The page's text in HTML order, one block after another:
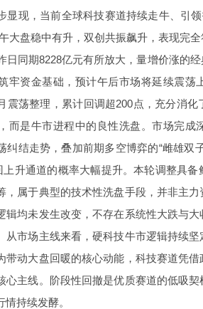
显现，当前全球科技赛道持续走牛、引
大盘稳中有升，双创共振飙升，表现完
日同期8228亿元有所放大，量增价涨的
牢资金基础，预计午后市场将延续震荡
震荡整理，累计回调超200点，充分消
而是牛市进程中的良性洗盘。市场完成
纠结走势，叠加前期多空博弈的“雌雄双
升通道的概率大幅提升。本轮调整具
，属于典型的技术性洗盘手段，并非主
辑均未发生改变，不存在系统性大跌与
从市场主线来看，硬科技牛市逻辑持续
带动大盘回暖的核心动能，科技赛道凭
心主线。阶段性回撤是优质赛道的低吸
持续发酵。